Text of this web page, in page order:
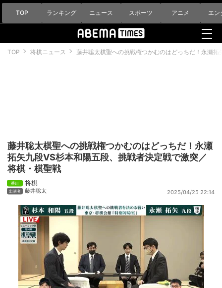
TOP ランキング ニュース スポーツ アニメ エン
TOP 将棋ニュース 藤井聡太棋聖への挑戦権つかむのはどっちだ！永瀬
藤井聡太棋聖への挑戦権つかむのはどっちだ！永瀬
拓矢九段VS杉本和陽五段、挑戦者決定戦で激突／
将棋・棋聖戦
将棋
藤井聡太 2025/04/25 22:14